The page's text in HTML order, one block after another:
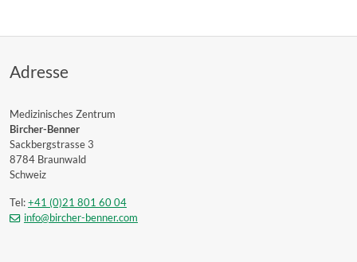
Adresse
Medizinisches Zentrum
Bircher-Benner
Sackbergstrasse 3
8784 Braunwald
Schweiz
Tel:+41 (0)21 801 60 04
info@bircher-benner.com